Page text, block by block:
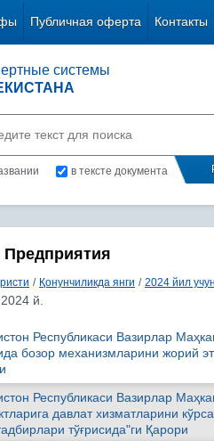
Публичная оферта Контакты
системы
в тексте документа
/ Қонунчиликда янги / 2024 йил
й.
Республикаси Вазирлар
бозор механизмларини жорий
Республикаси Вазирлар
давлат хизматларини
тўғрисида"ги Қарори